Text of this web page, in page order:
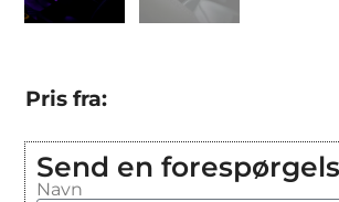
Pris fra:
Send en
Navn